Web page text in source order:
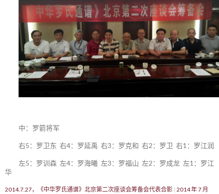
中：罗箭将军
右5：罗卫东 右4：罗延禹 右3：罗克和 右2：罗卫 右1：罗江润
左5：罗训森 左4：罗海曦 左3：罗福山 左2：罗成龙 左1：罗江
华
2014.7.27，《中华罗氏通谱》北京第二次座谈会筹备会代表合影 2014 年 7 月